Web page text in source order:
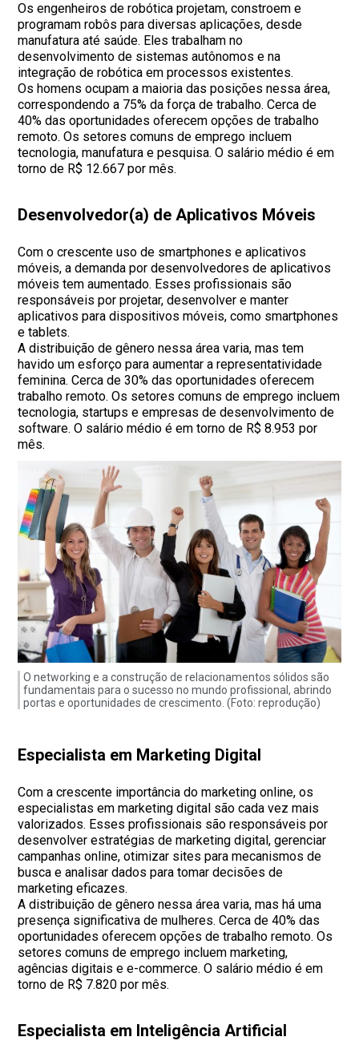
Os engenheiros de robótica projetam, constroem e
programam robôs para diversas aplicações, desde
manufatura até saúde. Eles trabalham no
desenvolvimento de sistemas autônomos e na
integração de robótica em processos existentes.
Os homens ocupam a maioria das posições nessa área,
correspondendo a 75% da força de trabalho. Cerca de
40% das oportunidades oferecem opções de trabalho
remoto. Os setores comuns de emprego incluem
tecnologia, manufatura e pesquisa. O salário médio é em
torno de R$ 12.667 por mês.
Desenvolvedor(a) de Aplicativos Móveis
Com o crescente uso de smartphones e aplicativos
móveis, a demanda por desenvolvedores de aplicativos
móveis tem aumentado. Esses profissionais são
responsáveis por projetar, desenvolver e manter
aplicativos para dispositivos móveis, como smartphones
e tablets.
A distribuição de gênero nessa área varia, mas tem
havido um esforço para aumentar a representatividade
feminina. Cerca de 30% das oportunidades oferecem
trabalho remoto. Os setores comuns de emprego incluem
tecnologia, startups e empresas de desenvolvimento de
software. O salário médio é em torno de R$ 8.953 por
mês.
O networking e a construção de relacionamentos sólidos são
fundamentais para o sucesso no mundo profissional, abrindo
portas e oportunidades de crescimento. (Foto: reprodução)
Especialista em Marketing Digital
Com a crescente importância do marketing online, os
especialistas em marketing digital são cada vez mais
valorizados. Esses profissionais são responsáveis por
desenvolver estratégias de marketing digital, gerenciar
campanhas online, otimizar sites para mecanismos de
busca e analisar dados para tomar decisões de
marketing eficazes.
A distribuição de gênero nessa área varia, mas há uma
presença significativa de mulheres. Cerca de 40% das
oportunidades oferecem opções de trabalho remoto. Os
setores comuns de emprego incluem marketing,
agências digitais e e-commerce. O salário médio é em
torno de R$ 7.820 por mês.
Especialista em Inteligência Artificial